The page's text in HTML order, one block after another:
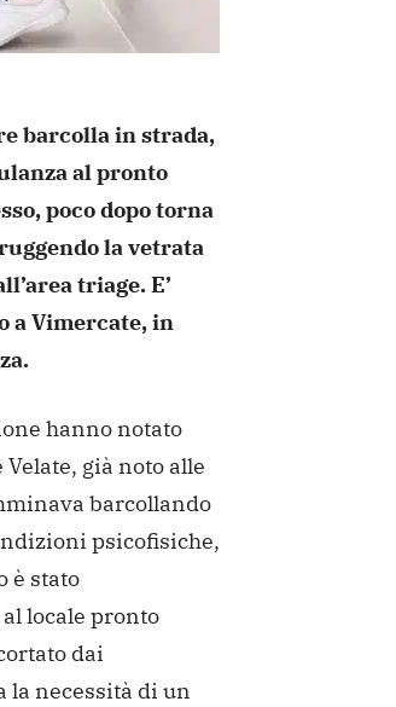
barcolla instrada,
al pronto
poco dopo torna
la vetrata
triage.E’
a Vimercate, in
hanno notato
Velate, già noto alle
barcollando
psicofisiche,
è stato
locale pronto
dai
la necessità di un